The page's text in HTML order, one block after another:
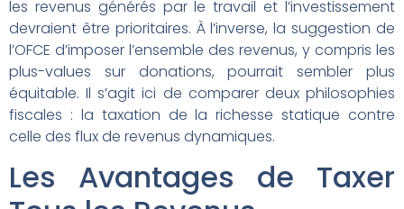
les revenus générés par le travail et l’investissement
devraient être prioritaires. À l’inverse, la suggestion de
l’OFCE d’imposer l’ensemble des revenus, y compris les
plus-values sur donations, pourrait sembler plus
équitable. Il s’agit ici de comparer deux philosophies
fiscales : la taxation de la richesse statique contre
celle des flux de revenus dynamiques.
Les Avantages de Taxer